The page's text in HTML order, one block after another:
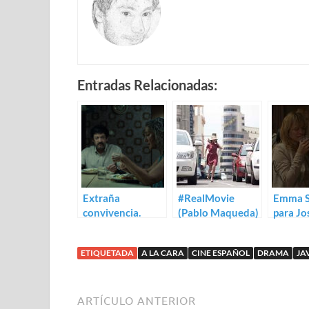
Entradas Relacionadas:
Extraña
convivencia.
#RealMovie
(Pablo Maqueda)
Emma
para
ETIQUETADA A LA CARA CINE ESPAÑOL DRAMA
ARTÍCULO ANTERIOR